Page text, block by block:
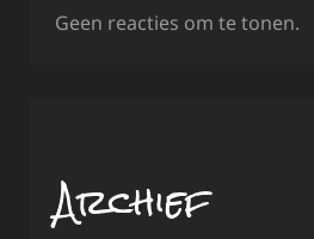
Geen reacties om te tonen.
Archief